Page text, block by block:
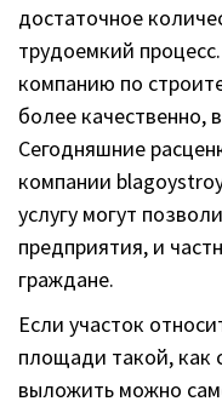
достаточное
трудоемкий
компанию по
более качественно,
Сегодняшние
компании
услугу могут
предприятия, и
граждане.
Если участок
площади такой, как
выложить можно